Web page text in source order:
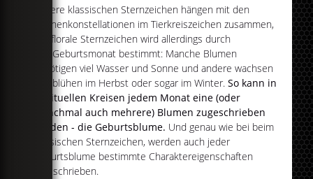
Unsere klassischen Sternzeichen hängen mit den
Sternenkonstellationen im Tierkreiszeichen zusammen,
das florale Sternzeichen wird allerdings durch
den Geburtsmonat bestimmt: Manche Blumen
benötigen viel Wasser und Sonne und andere wachsen
und blühen im Herbst oder sogar im Winter. So kann in
spirituellen Kreisen jedem Monat eine (oder
manchmal auch mehrere) Blumen zugeschrieben
werden - die Geburtsblume. Und genau wie bei beim
klassischen Sternzeichen, werden auch jeder
Geburtsblume bestimmte Charaktereigenschaften
zugeschrieben.